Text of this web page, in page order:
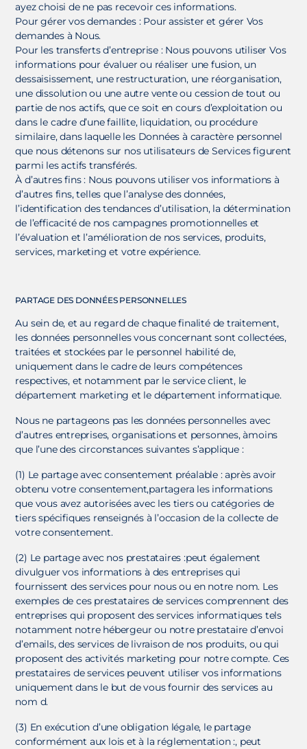
ayez choisi de ne pas recevoir ces informations.
Pour gérer vos demandes : Pour assister et gérer Vos
demandes à Nous.
Pour les transferts d’entreprise : Nous pouvons utiliser Vos
informations pour évaluer ou réaliser une fusion, un
dessaisissement, une restructuration, une réorganisation,
une dissolution ou une autre vente ou cession de tout ou
partie de nos actifs, que ce soit en cours d’exploitation ou
dans le cadre d’une faillite, liquidation, ou procédure
similaire, dans laquelle les Données à caractère personnel
que nous détenons sur nos utilisateurs de Services figurent
parmi les actifs transférés.
À d’autres fins : Nous pouvons utiliser vos informations à
d’autres fins, telles que l’analyse des données,
l’identification des tendances d’utilisation, la détermination
de l’efficacité de nos campagnes promotionnelles et
l’évaluation et l’amélioration de nos services, produits,
services, marketing et votre expérience.
PARTAGE DES DONNÉES PERSONNELLES
Au sein de, et au regard de chaque finalité de traitement,
les données personnelles vous concernant sont collectées,
traitées et stockées par le personnel habilité de,
uniquement dans le cadre de leurs compétences
respectives, et notamment par le service client, le
département marketing et le département informatique.
Nous ne partageons pas les données personnelles avec
d’autres entreprises, organisations et personnes, àmoins
que l’une des circonstances suivantes s’applique :
(1) Le partage avec consentement préalable : après avoir
obtenu votre consentement,partagera les informations
que vous avez autorisées avec les tiers ou catégories de
tiers spécifiques renseignés à l’occasion de la collecte de
votre consentement.
(2) Le partage avec nos prestataires :peut également
divulguer vos informations à des entreprises qui
fournissent des services pour nous ou en notre nom. Les
exemples de ces prestataires de services comprennent des
entreprises qui proposent des services informatiques tels
notamment notre hébergeur ou notre prestataire d’envoi
d’emails, des services de livraison de nos produits, ou qui
proposent des activités marketing pour notre compte. Ces
prestataires de services peuvent utiliser vos informations
uniquement dans le but de vous fournir des services au
nom d.
(3) En exécution d’une obligation légale, le partage
conformément aux lois et à la réglementation :, peut